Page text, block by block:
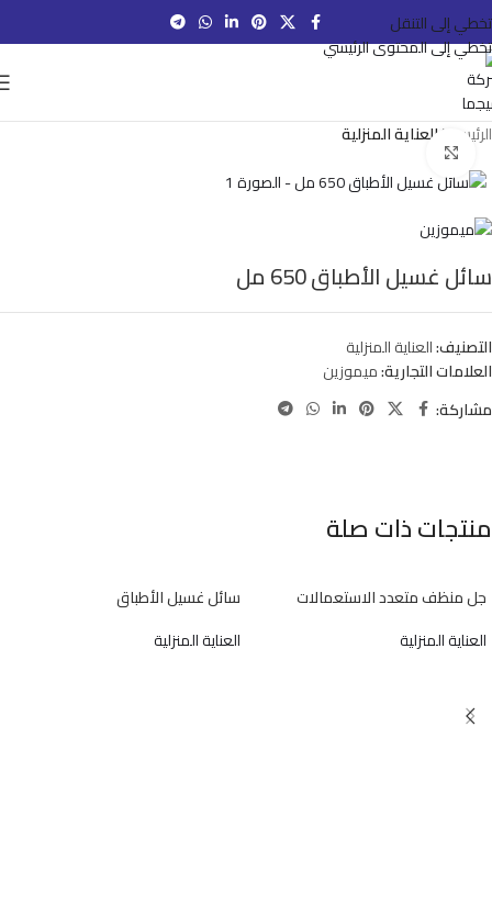
تخطي إلى التنقل
تخطي إلى المحتوى الرئيسي
الرئيسية العناية المنزلية
سائل غسيل الأطباق 650 مل
التصنيف:العناية المنزلية
العلامات التجارية:ميموزين
مشاركة:
منتجات ذات صلة
جل منظف متعدد الاستعمالات
العناية المنزلية
سائل غسيل الأطباق
العناية المنزلية